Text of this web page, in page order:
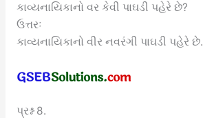
કાવ્યનાયિકાનો વર કેવી પાઘડી પહેરે છે?
ઉત્તરઃ
કાવ્યનાયિકાનો વીર નવરંગી પાઘડી પહેરે છે.
પ્રશ્ન 8.